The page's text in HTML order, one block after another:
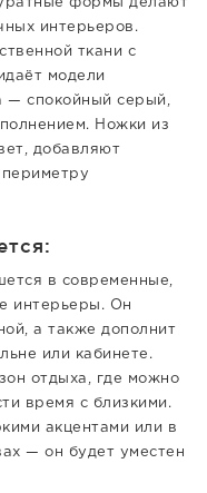
формы делают
интерьеров.
ткани с
модели
— спокойный серый,
Ножки из
добавляют
периметру
в современные,
интерьеры. Он
а также дополнит
или кабинете.
отдыха, где можно
время с близкими.
акцентами или в
— он будет уместен